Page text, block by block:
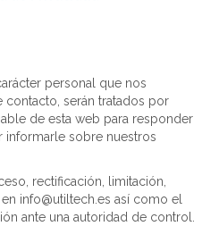
personal que nos
serán tratados por
de esta web para responder
informarle sobre nuestros
rectificación, limitación,
info@utiltech.es así como el
ante una autoridad de control.